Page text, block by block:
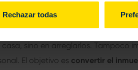
Rechazar todas
de otra manera, la clave dequé
casa, sino en arreglarlos. Tampoco
El objetivo es convertir el